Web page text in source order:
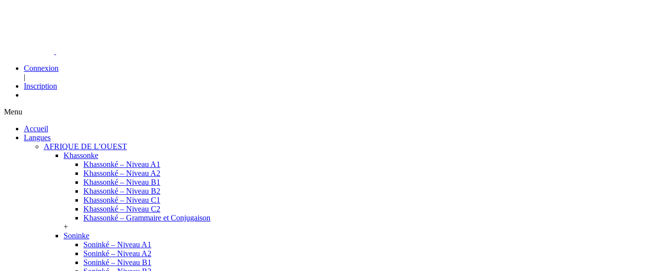
Connexion
|
Inscription
Menu
Accueil
Langues
AFRIQUE DE L’OUEST
Khassonke
Khassonké – Niveau A1
Khassonké – Niveau A2
Khassonké – Niveau B1
Khassonké – Niveau B2
Khassonké – Niveau C1
Khassonké – Niveau C2
Khassonké – Grammaire et Conjugaison
+
Soninke
Soninké – Niveau A1
Soninké – Niveau A2
Soninké – Niveau B1